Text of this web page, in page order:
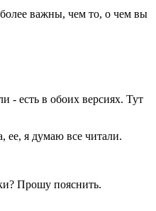
важны, чем то, о чем вы
- есть в обоих версиях. Тут
ее, я думаю все читали.
Прошу пояснить.